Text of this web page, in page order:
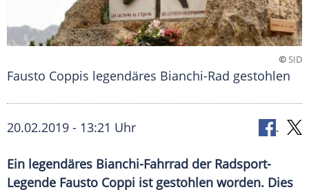
©SID
Fausto Coppis legendäres Bianchi-Rad gestohlen
20.02.2019 - 13:21 Uhr
Ein legendäres Bianchi-Fahrrad der Radsport-
Legende Fausto Coppi ist gestohlen worden. Dies